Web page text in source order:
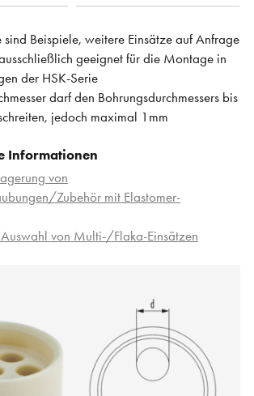
sind Beispiele, weitere Einsätze auf Anfrage
geeignet für die Montage in
der HSK-Serie
darf den Bohrungsdurchmessers bis
jedoch maximal 1mm
Informationen
von
Zubehör mit Elastomer-
von Multi-/Flaka-Einsätzen